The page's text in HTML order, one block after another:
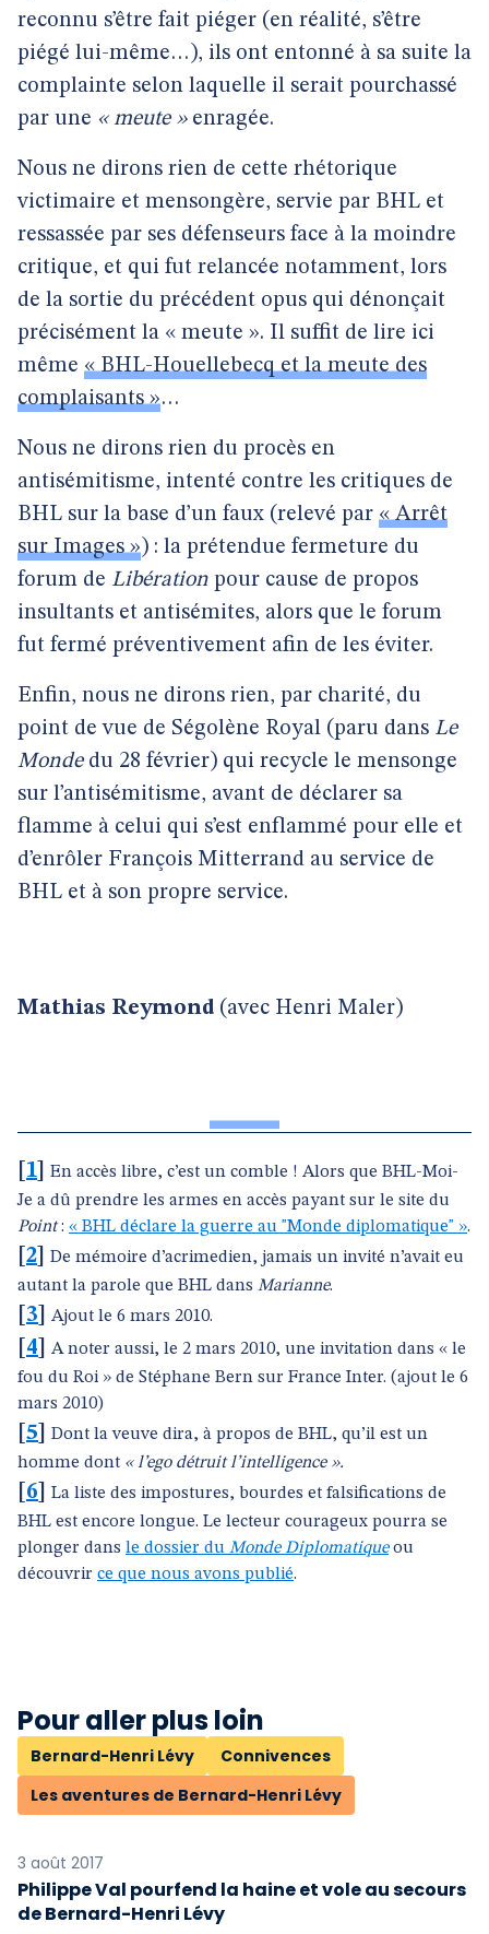
reconnu s’être fait piéger (en réalité, s’être
piégé lui-même…), ils ont entonné à sa suite la
complainte selon laquelle il serait pourchassé
par une « meute »enragée.
Nous ne dirons rien de cette rhétorique
victimaire et mensongère, servie par BHL et
ressassée par ses défenseurs face à la moindre
critique, et qui fut relancée notamment, lors
de la sortie du précédent opus qui dénonçait
précisément la « meute ». Il suffit de lire ici
même « BHL-Houellebecq et la meute des
complaisants »…
Nous ne dirons rien du procès en
antisémitisme, intenté contre les critiques de
BHL sur la base d’un faux (relevé par « Arrêt
sur Images ») : la prétendue fermeture du
forum de Libération pour cause de propos
insultants et antisémites, alors que le forum
fut fermé préventivement afin de les éviter.
Enfin, nous ne dirons rien, par charité, du
point de vue de Ségolène Royal (paru dans Le
Mondedu 28 février) qui recycle le mensonge
sur l’antisémitisme, avant de déclarer sa
flamme à celui qui s’est enflammé pour elle et
d’enrôler François Mitterrand au service de
BHL et à son propre service.
Mathias Reymond (avec Henri Maler)
1
En accès libre, c’est un comble ! Alors que BHL-Moi-
Je a dû prendre les armes en accès payant sur le site du
Point: « BHL déclare la guerre au "Monde diplomatique" ».
2
De mémoire d’acrimedien, jamais un invité n’avait eu
autant la parole que BHL dans Marianne.
3 Ajout le 6 mars 2010.
4
A noter aussi, le 2 mars 2010, une invitation dans « le
fou du Roi » de Stéphane Bern sur France Inter. (ajout le 6
mars 2010)
5
Dont la veuve dira, à propos de BHL, qu’il est un
homme dont « l’ego détruit l’intelligence ».
6
La liste des impostures, bourdes et falsifications de
BHL est encore longue. Le lecteur courageux pourra se
plonger dans le dossier du Monde Diplomatiqueou
découvrir ce que nous avons publié.
Pour aller plus loin
Bernard-Henri Lévy
Connivences
Les aventures de Bernard-Henri Lévy
3 août 2017
Philippe Val pourfend la haine et vole au secours
de Bernard-Henri Lévy